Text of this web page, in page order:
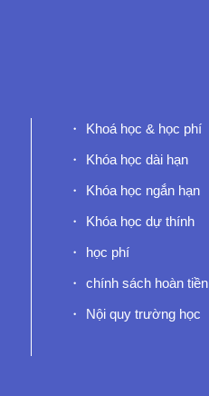
Khoá học & học phí
Khóa học dài hạn
Khóa học ngắn hạn
Khóa học dự thính
học phí
chính sách hoàn tiền
Nội quy trường học